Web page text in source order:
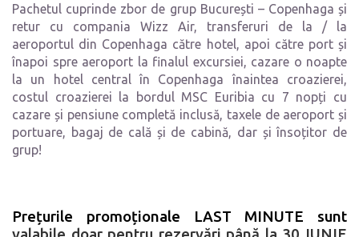
Pachetul cuprinde zbor de grup București – Copenhaga și
retur cu compania Wizz Air, transferuri de la / la
aeroportul din Copenhaga către hotel, apoi către port și
înapoi spre aeroport la finalul excursiei, cazare o noapte
la un hotel central în Copenhaga înaintea croazierei,
costul croazierei la bordul MSC Euribia cu 7 nopți cu
cazare și pensiune completă inclusă, taxele de aeroport și
portuare, bagaj de cală și de cabină, dar și însoțitor de
grup!
Prețurile promoționale LAST MINUTE sunt